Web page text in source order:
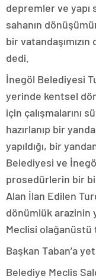
depremler ve yapı
sahanın
bir
dedi.
İnegöl Belediyesi
yerinde kentsel
için çalışmalarını
hazırlanıp bir
yapıldığı, bir
Belediyesi ve
prosedürlerin bir
Alan İlan Edilen
dönümlük arazinin
Meclisi olağanüstü
Başkan Taban’a
Belediye Meclis